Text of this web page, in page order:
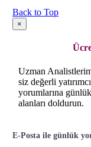
Back to Top
×
Uzman
siz değerli
yorumlarına
alanları doldurun.
E-Posta ile günlük